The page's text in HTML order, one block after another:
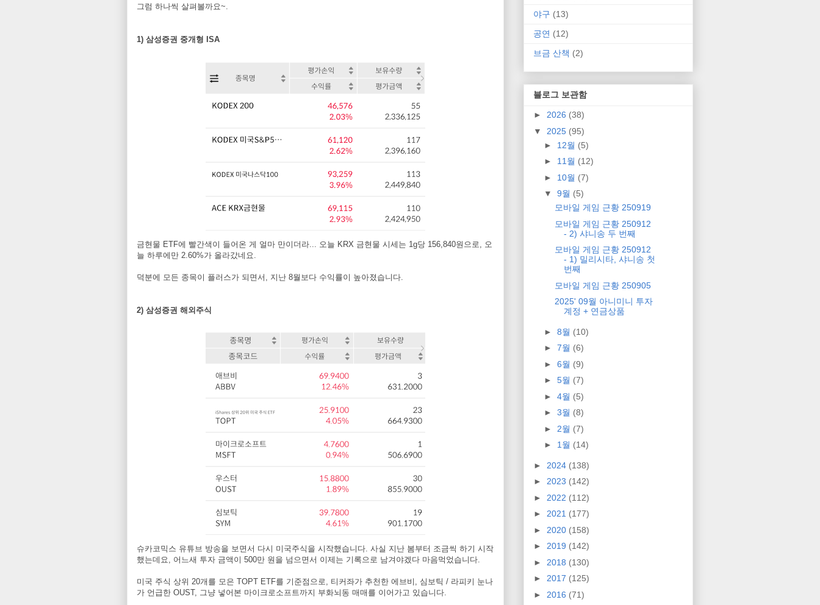
그럼 하나씩 살펴볼까요~.
1) 삼성증권 중개형 ISA
금현물 ETF에 빨간색이 들어온 게 얼마 만이더라... 오늘 KRX 금현물 시세는 1g당 156,840원으로, 오
늘 하루에만 2.60%가 올라갔네요.
덕분에 모든 종목이 플러스가 되면서, 지난 8월보다 수익률이 높아졌습니다.
2) 삼성증권 해외주식
슈카코믹스 유튜브 방송을 보면서 다시 미국주식을 시작했습니다. 사실 지난 봄부터 조금씩 하기 시작
했는데요, 어느새 투자 금액이 500만 원을 넘으면서 이제는 기록으로 남겨야겠다 마음먹었습니다.
미국 주식 상위 20개를 모은 TOPT ETF를 기준점으로, 티커좌가 추천한 에브비, 심보틱 / 라피키 눈나
가 언급한 OUST, 그냥 넣어본 마이크로소프트까지 부화뇌동 매매를 이어가고 있습니다.
야구 (13)
공연 (12)
브금 산책 (2)
블로그 보관함
► 2026 (38)
▼ 2025 (95)
► 12월 (5)
► 11월 (12)
► 10월 (7)
▼ 9월 (5)
모바일 게임 근황 250919
모바일 게임 근황 250912
- 2) 샤니송 두 번째
모바일 게임 근황 250912
- 1) 밀리시타, 샤니송 첫
번째
모바일 게임 근황 250905
2025' 09월 아니미니 투자
계정 + 연금상품
► 8월 (10)
► 7월 (6)
► 6월 (9)
► 5월 (7)
► 4월 (5)
► 3월 (8)
► 2월 (7)
► 1월 (14)
► 2024 (138)
► 2023 (142)
► 2022 (112)
► 2021 (177)
► 2020 (158)
► 2019 (142)
► 2018 (130)
► 2017 (125)
► 2016 (71)